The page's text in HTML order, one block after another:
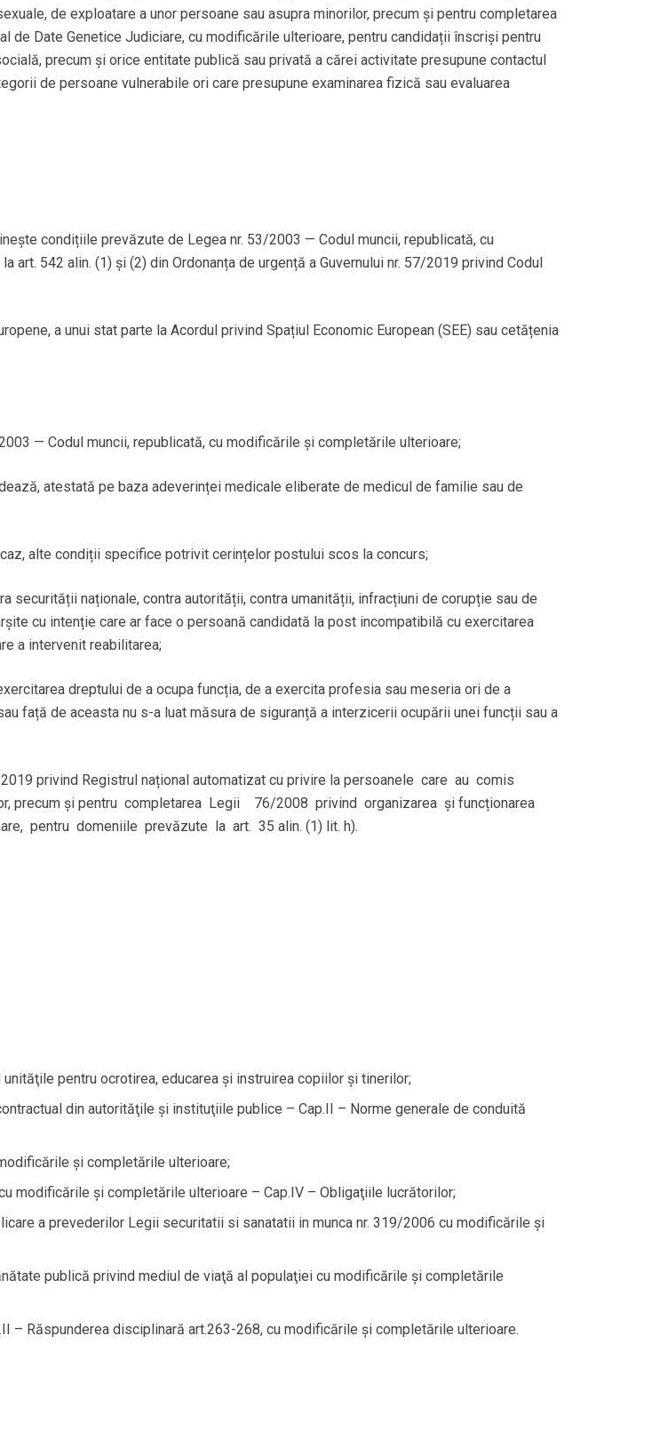
de exploatare a unor persoane sau asupra minorilor, precum și pentru completarea
de Date Genetice Judiciare, cu modificările ulterioare, pentru candidații înscriși pentru
precum și orice entitate publică sau privată a cărei activitate presupune contactul
de persoane vulnerabile ori care presupune examinarea fizică sau evaluarea
condițiile prevăzute de Legea nr. 53/2003 — Codul muncii, republicată, cu
542 alin. (1) și (2) din Ordonanța de urgență a Guvernului nr. 57/2019 privind Codul
a unui stat parte la Acordul privind Spațiul Economic European (SEE) sau cetățenia
— Codul muncii, republicată, cu modificările și completările ulterioare;
atestată pe baza adeverinței medicale eliberate de medicul de familie sau de
alte condiții specifice potrivit cerințelor postului scos la concurs;
securității naționale, contra autorității, contra umanității, infracțiuni de corupție sau de
cu intenție care ar face o persoană candidată la post incompatibilă cu exercitarea
a intervenit reabilitarea;
dreptului de a ocupa funcția, de a exercita profesia sau meseria ori de a
față de aceasta nu s-a luat măsura de siguranță a interzicerii ocupării unei funcții sau a
privind Registrul național automatizat cu privire la persoanele care au comis
precum și pentru completarea Legii 76/2008 privind organizarea și funcționarea
pentru domeniile prevăzute la art. 35 alin. (1) lit. h).
pentru ocrotirea, educarea şi instruirea copiilor şi tinerilor;
din autorităţile şi instituţiile publice – Cap.II – Norme generale de conduită
şi completările ulterioare;
modificările şi completările ulterioare – Cap.IV – Obligaţiile lucrătorilor;
a prevederilor Legii securitatii si sanatatii in munca nr. 319/2006 cu modificările şi
publică privind mediul de viaţă al populaţiei cu modificările şi completările
– Răspunderea disciplinară art.263-268, cu modificările şi completările ulterioare.